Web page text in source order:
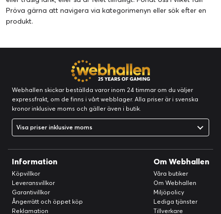
Pröva gärna att navigera via kategorimenyn eller sök efter en
produkt.
Webhallen skickar beställda varor inom 24 timmar om du väljer
expressfrakt, om de finns i vårt webblager. Alla priser är i svenska
kronor inklusive moms och gäller även i butik.
Visa priser inklusive moms
Information
Köpvillkor
Leveransvillkor
Garantivillkor
Ångerrätt och öppet köp
Reklamation
Om Webhallen
Våra butiker
Om Webhallen
Miljöpolicy
Lediga tjänster
Tillverkare